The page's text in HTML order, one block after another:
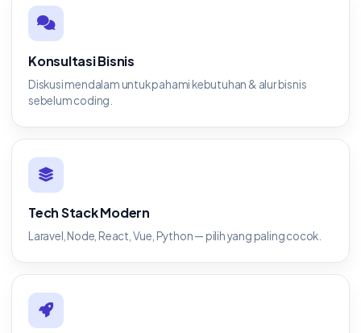
Konsultasi Bisnis
Diskusi mendalam untuk pahami kebutuhan & alur bisnis
sebelum coding.
Tech Stack Modern
Laravel, Node, React, Vue, Python — pilih yang paling cocok.